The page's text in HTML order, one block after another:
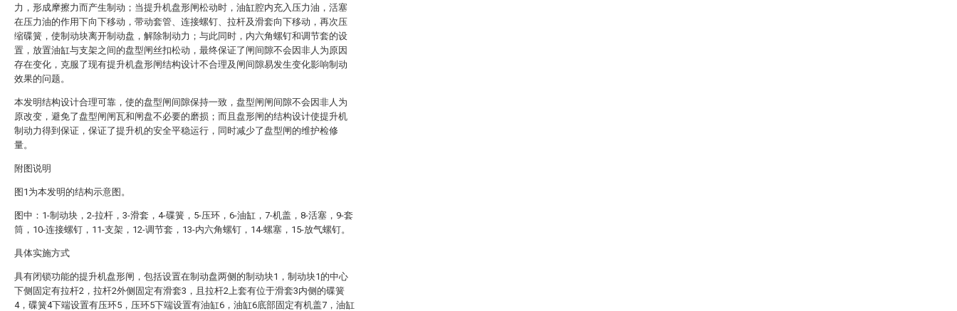
力，形成摩擦力而产生制动；当提升机盘形闸松动时，油缸腔内充入压力油，活塞
在压力油的作用下向下移动，带动套管、连接螺钉、拉杆及滑套向下移动，再次压
缩碟簧，使制动块离开制动盘，解除制动力；与此同时，内六角螺钉和调节套的设
置，放置油缸与支架之间的盘型闸丝扣松动，最终保证了闸间隙不会因非人为原因
存在变化，克服了现有提升机盘形闸结构设计不合理及闸间隙易发生变化影响制动
效果的问题。
本发明结构设计合理可靠，使的盘型闸间隙保持一致，盘型闸闸间隙不会因非人为
原改变，避免了盘型闸闸瓦和闸盘不必要的磨损；而且盘形闸的结构设计使提升机
制动力得到保证，保证了提升机的安全平稳运行，同时减少了盘型闸的维护检修
量。
附图说明
图1为本发明的结构示意图。
图中：1-制动块，2-拉杆，3-滑套，4-碟簧，5-压环，6-油缸，7-机盖，8-活塞，9-套
筒，10-连接螺钉，11-支架，12-调节套，13-内六角螺钉，14-螺塞，15-放气螺钉。
具体实施方式
具有闭锁功能的提升机盘形闸，包括设置在制动盘两侧的制动块1，制动块1的中心
下侧固定有拉杆2，拉杆2外侧固定有滑套3，且拉杆2上套有位于滑套3内侧的碟簧
4，碟簧4下端设置有压环5，压环5下端设置有油缸6，油缸6底部固定有机盖7，油缸